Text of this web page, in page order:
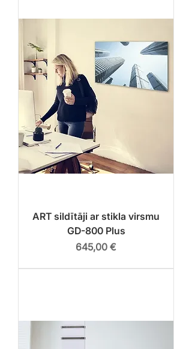
ART sildītāji ar stikla virsmu
GD-800 Plus
Cena
645,00 €